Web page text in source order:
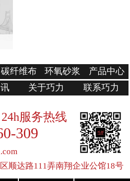
碳纤维布 环氧砂浆
产品中心
关于巧力 联系巧力
服务热线
309
顺达路111弄南翔企业公馆18号